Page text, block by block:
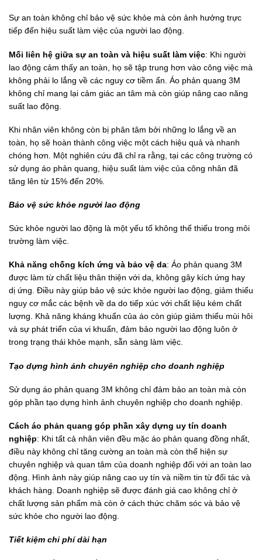
Sự an toàn không chỉ bảo vệ sức khỏe mà còn ảnh hưởng trực
tiếp đến hiệu suất làm việc của người lao động.
Mối liên hệ giữa sự an toàn và hiệu suất làm việc: Khi người
lao động cảm thấy an toàn, họ sẽ tập trung hơn vào công việc mà
không phải lo lắng về các nguy cơ tiềm ẩn. Áo phản quang 3M
không chỉ mang lại cảm giác an tâm mà còn giúp nâng cao năng
suất lao động.
Khi nhân viên không còn bị phân tâm bởi những lo lắng về an
toàn, họ sẽ hoàn thành công việc một cách hiệu quả và nhanh
chóng hơn. Một nghiên cứu đã chỉ ra rằng, tại các công trường có
sử dụng áo phản quang, hiệu suất làm việc của công nhân đã
tăng lên từ 15% đến 20%.
Bảo vệ sức khỏe người lao động
Sức khỏe người lao động là một yếu tố không thể thiếu trong môi
trường làm việc.
Khả năng chống kích ứng và bảo vệ da: Áo phản quang 3M
được làm từ chất liệu thân thiện với da, không gây kích ứng hay
dị ứng. Điều này giúp bảo vệ sức khỏe người lao động, giảm thiểu
nguy cơ mắc các bệnh về da do tiếp xúc với chất liệu kém chất
lượng. Khả năng kháng khuẩn của áo còn giúp giảm thiểu mùi hôi
và sự phát triển của vi khuẩn, đảm bảo người lao động luôn ở
trong trạng thái khỏe mạnh, sẵn sàng làm việc.
Tạo dựng hình ảnh chuyên nghiệp cho doanh nghiệp
Sử dụng áo phản quang 3M không chỉ đảm bảo an toàn mà còn
góp phần tạo dựng hình ảnh chuyên nghiệp cho doanh nghiệp.
Cách áo phản quang góp phần xây dựng uy tín doanh
nghiệp: Khi tất cả nhân viên đều mặc áo phản quang đồng nhất,
điều này không chỉ tăng cường an toàn mà còn thể hiện sự
chuyên nghiệp và quan tâm của doanh nghiệp đối với an toàn lao
động. Hình ảnh này giúp nâng cao uy tín và niềm tin từ đối tác và
khách hàng. Doanh nghiệp sẽ được đánh giá cao không chỉ ở
chất lượng sản phẩm mà còn ở cách thức chăm sóc và bảo vệ
sức khỏe cho người lao động.
Tiết kiệm chi phí dài hạn